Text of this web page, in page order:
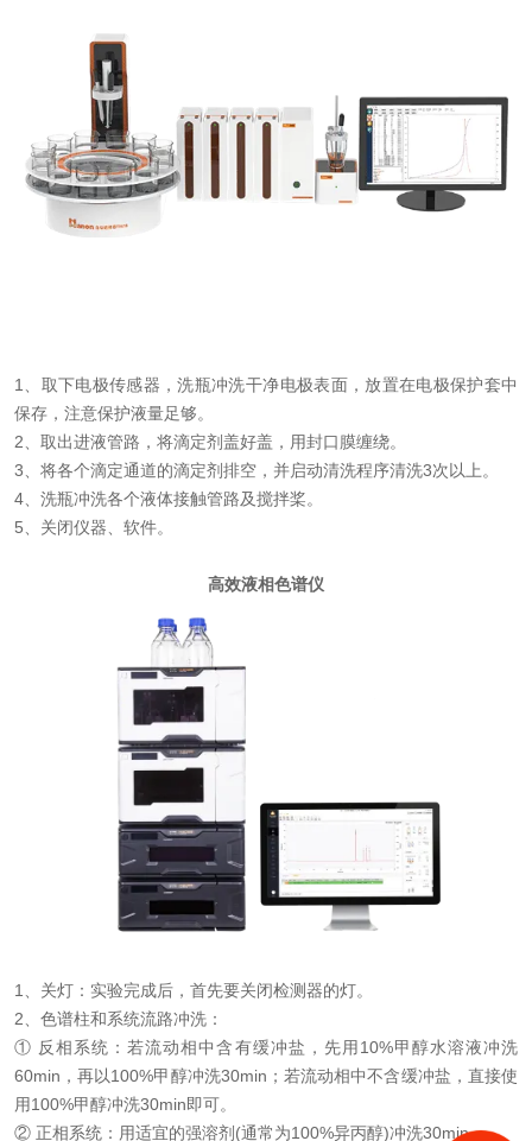
1、取下电极传感器，洗瓶冲洗干净电极表面，放置在电极保护套中
保存，注意保护液量足够。
2、取出进液管路，将滴定剂盖好盖，用封口膜缠绕。
3、将各个滴定通道的滴定剂排空，并启动清洗程序清洗3次以上。
4、洗瓶冲洗各个液体接触管路及搅拌桨。
5、关闭仪器、软件。
高效液相色谱仪
1、关灯：实验完成后，首先要关闭检测器的灯。
2、色谱柱和系统流路冲洗：
① 反相系统 ：若流动相中含有缓冲盐 ，先用 10%甲醇水溶液冲洗
60min，再以100%甲醇冲洗30min；若流动相中不含缓冲盐 ，直接使
用100%甲醇冲洗30min即可。
② 正相系统 ：用适宜的强溶剂(通常为100%异丙醇)冲洗30min。